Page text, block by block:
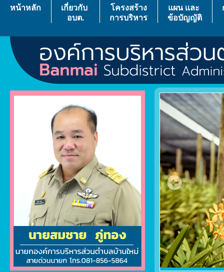
หน้าหลัก
เกี่ยวกับ
อบต.
โครงสร้าง
การบริหาร
แผน เเละ
ข้อบัญญัติ